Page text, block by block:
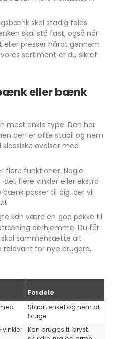
skal stadig føles
skal stå fast, også når
presser hårdt gennem
sortiment er du sikret
eller bænk
mest enkle type. Den har
den er ofte stabil og nem
øvelser med
funktioner. Nogle
flere vinkler eller ekstra
passer til dig, der vil
kan være en god pakke til
derhjemme. Du får
skal sammensætte alt
for nye brugere,
Fordele
Stabil, enkel og nem at
bruge
Kan bruges til bryst,